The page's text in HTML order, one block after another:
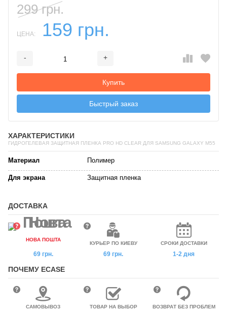
299 грн.
ЦЕНА: 159 грн.
- +
Купить
Быстрый заказ
ХАРАКТЕРИСТИКИ
ГИДРОГЕЛЕВАЯ ЗАЩИТНАЯ ПЛЕНКА PRO HD CLEAR ДЛЯ SAMSUNG GALAXY M55
Материал Полимер
Для экрана Защитная пленка
ДОСТАВКА
НОВА ПОШТА
69 грн.
КУРЬЕР ПО КИЕВУ
69 грн.
СРОКИ ДОСТАВКИ
1-2 дня
ПОЧЕМУ ECASE
САМОВЫВОЗ ТОВАР НА ВЫБОР ВОЗВРАТ БЕЗ ПРОБЛЕМ